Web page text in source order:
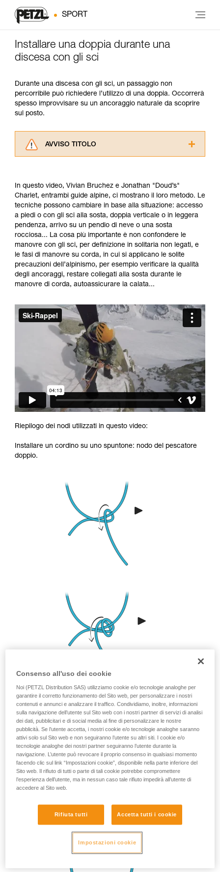
SPORT
Installare una doppia durante una
discesa con gli sci
Durante una discesa con gli sci, un passaggio non
percorribile può richiedere l’utilizzo di una doppia. Occorrerà
spesso improvvisare su un ancoraggio naturale da scoprire
sul posto.
AVVISO TITOLO
consultarlo. Dovete aver compreso le
informazioni dell’istruzione tecnica per poter
capire queste ulteriori informazioni.
La padronanza di queste tecniche richiede una
formazione ed un addestramento specifico.
Verificate con un professionista la vostra
capacità di rifare la manovra, da soli, in piena
sicurezza, prima di riprodurla autonomamente.
Forniamo esempi di tecniche relative alla vostra
attività. Ne possono esistere altre che non
vengono qui descritte.
In questo video, Vivian Bruchez e Jonathan "Doud’s"
Charlet, entrambi guide alpine, ci mostrano il loro metodo. Le
tecniche possono cambiare in base alla situazione: accesso
a piedi o con gli sci alla sosta, doppia verticale o in leggera
pendenza, arrivo su un pendio di neve o una sosta
rocciosa... La cosa più importante è non confondere le
manovre con gli sci, per definizione in solitaria non legati, e
le fasi di manovre su corda, in cui si applicano le solite
precauzioni dell’alpinismo, per esempio verificare la qualità
degli ancoraggi, restare collegati alla sosta durante le
manovre di corda, autoassicurare la calata...
Riepilogo dei nodi utilizzati in questo video:
Installare un cordino su uno spuntone: nodo del pescatore
doppio.
Consenso all'uso dei cookie
Noi (PETZL Distribution SAS) utilizziamo cookie e/o tecnologie analoghe per
garantire il corretto funzionamento del Sito web, per personalizzare i nostri
contenuti e annunci e analizzare il traffico. Condividiamo, inoltre, informazioni
sulla navigazione dell’utente sul Sito web con i nostri partner di servizi di analisi
dei dati, pubblicitari e di social media al fine di personalizzare le nostre
pubblicità. Se l’utente accetta, i nostri cookie e/o tecnologie analoghe saranno
attivi solo sul Sito web e non seguiranno l’utente su altri siti. I cookie e/o
tecnologie analoghe dei nostri partner seguiranno l’utente durante la
navigazione. L’utente può revocare il proprio consenso in qualsiasi momento
facendo clic sul link “Impostazioni cookie”, disponibile nella parte inferiore del
Sito web. Il rifiuto di tutti o parte di tali cookie potrebbe compromettere
l’esperienza dell’utente, ma in nessun caso tale rifiuto impedirà all’utente di
accedere al Sito web.
Rifiuta tutti Accetta tutti i cookie
Impostazioni cookie